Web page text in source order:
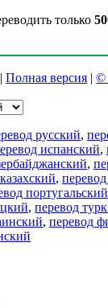
только
| Полная версия | ©
русский,
испанский,
,
,
португальский
, перевод
, перевод